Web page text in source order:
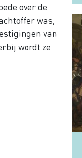
over de
was,
van
wordt ze